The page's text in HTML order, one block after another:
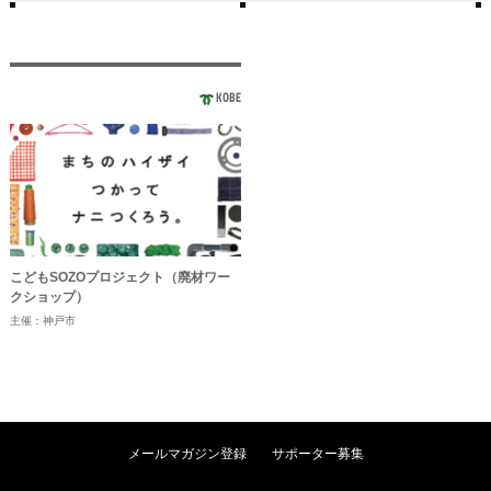
KOBE
こどもSOZOプロジェクト（廃材ワー
クショップ）
主催：神戸市
メールマガジン登録 サポーター募集